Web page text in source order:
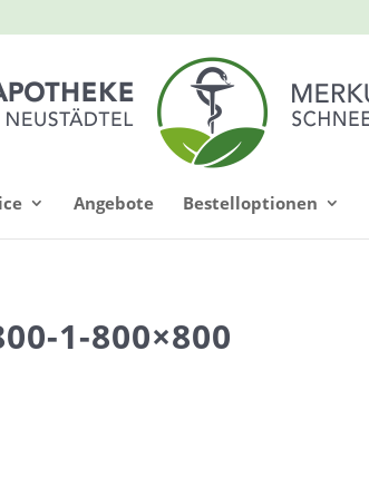
Angebote Bestelloptionen
1-800×800